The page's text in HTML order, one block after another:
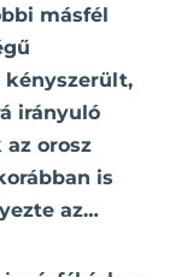
másfél
kényszerült,
irányuló
orosz
is
az…